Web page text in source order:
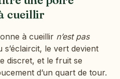
cueillir
à cueillir n’est pas
s’éclaircit, le vert devient
discret, et le fruit se
d’un quart de tour.